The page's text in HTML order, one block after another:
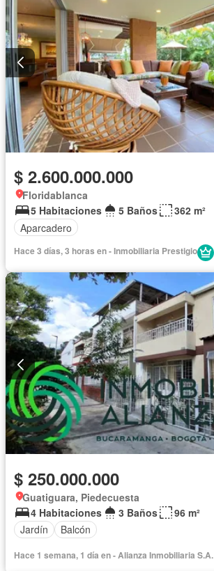
$ 2.600.000.000
Floridablanca
5 Habitaciones
5 Baños
362 m²
Aparcadero
Hace 3 días, 3 horas en - Inmobiliaria Prestigio
$ 250.000.000
Guatiguara, Piedecuesta
4 Habitaciones
3 Baños
96 m²
Jardín
Balcón
Hace 1 semana, 1 día en - Alianza Inmobiliaria S.A.